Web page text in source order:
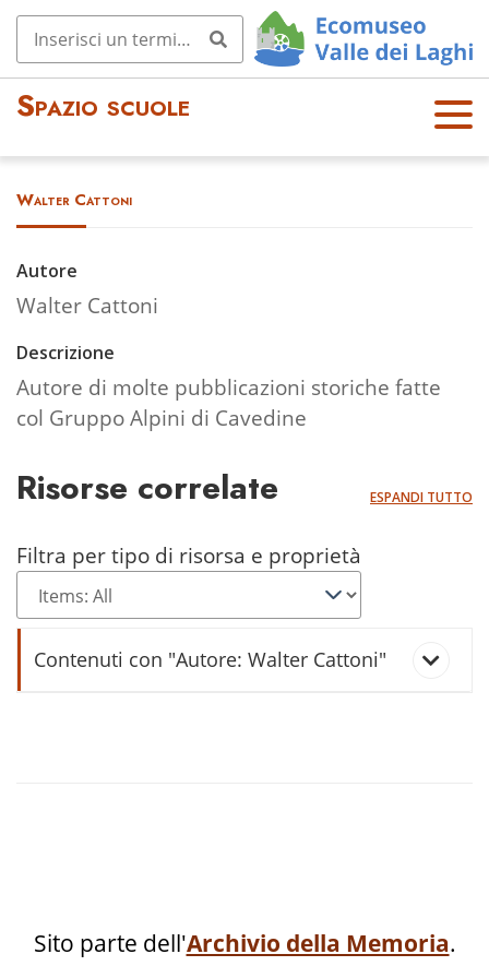
Spazio scuole
OPE
N
Walter Cattoni
Autore
Walter Cattoni
Descrizione
Autore di molte pubblicazioni storiche fatte
col Gruppo Alpini di Cavedine
Risorse correlate ESPANDI TUTTO
Filtra per tipo di risorsa e proprietà
Contenuti con "Autore: Walter Cattoni"
di Cavedine, Brusino e Stravino
Sito parte dell'Archivio della Memoria.